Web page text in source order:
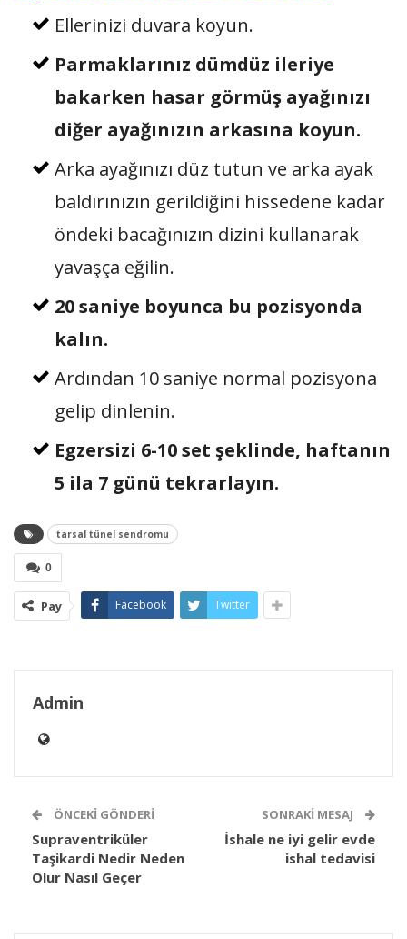
Ellerinizi duvara koyun.
Parmaklarınız dümdüz ileriye
bakarken hasar görmüş ayağınızı
diğer ayağınızın arkasına koyun.
Arka ayağınızı düz tutun ve arka ayak
baldırınızın gerildiğini hissedene kadar
öndeki bacağınızın dizini kullanarak
yavaşça eğilin.
20 saniye boyunca bu pozisyonda
kalın.
Ardından 10 saniye normal pozisyona
gelip dinlenin.
Egzersizi 6-10 set şeklinde, haftanın
5 ila 7 günü tekrarlayın.
tarsal tünel sendromu
0
Pay Facebook Twitter
Admin
ÖNCEKI GÖNDERI
Supraventriküler
Taşikardi Nedir Neden
Olur Nasıl Geçer
SONRAKI MESAJ
İshale ne iyi gelir evde
ishal tedavisi